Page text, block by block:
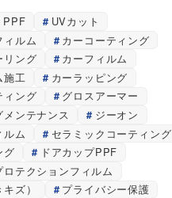
PPF
UVカット
ィルム
カーコーティング
リング
カーフィルム
施工
カーラッピング
ィング
グロスアーマー
メンテナンス
ジーオン
ルム
セラミックコーティング
グ
ドアカップPPF
ロテクションフィルム
ズ）
プライバシー保護